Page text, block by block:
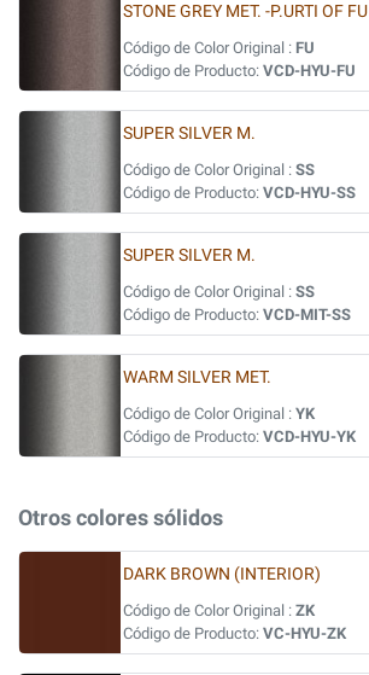
STONE GREY MET. -P.URTI OF FU
Código de Color Original : FU
Código de Producto: VCD-HYU-FU
SUPER SILVER M.
Código de Color Original : SS
Código de Producto: VCD-HYU-SS
SUPER SILVER M.
Código de Color Original : SS
Código de Producto: VCD-MIT-SS
WARM SILVER MET.
Código de Color Original : YK
Código de Producto: VCD-HYU-YK
Otros colores sólidos
DARK BROWN (INTERIOR)
Código de Color Original : ZK
Código de Producto: VC-HYU-ZK